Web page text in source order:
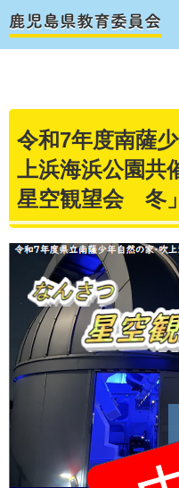
令和7年度南薩
上浜海浜公園共
星空観望会 冬